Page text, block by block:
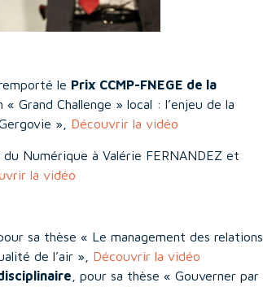
le Prix CCMP-FNEGE de la
Grand Challenge » local : l’enjeu de la
», Découvrir la vidéo
Numérique à Valérie FERNANDEZ et
la vidéo
pour sa thèse « Le management des relations
de l’air », Découvrir la vidéo
, pour sa thèse « Gouverner par